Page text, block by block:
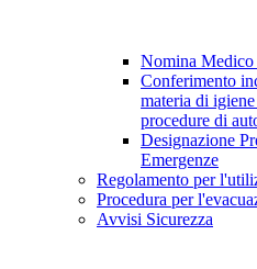
Nomina Medico
Conferimento
materia di
procedure di
Designazione
Emergenze
Regolamento per
Procedura per
Avvisi Sicurezza